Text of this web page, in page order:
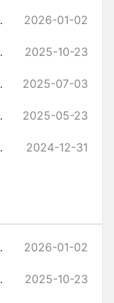
新情况的说明 2026-01-02
新情况的说明 2025-10-23
新情况的说明 2025-07-03
新情况的说明 2025-05-23
新情况的说明 2024-12-31
交更新情况... 2026-01-02
交更新情况... 2025-10-23